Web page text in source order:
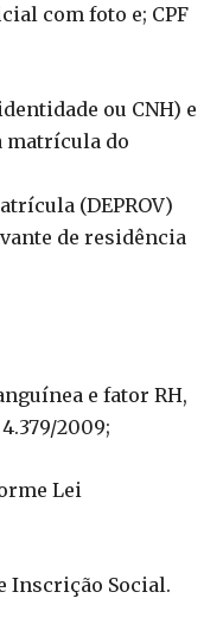
com foto e; CPF
ou CNH) e
matrícula do
(DEPROV)
de residência
e fator RH,
2009;
Lei
Inscrição Social.